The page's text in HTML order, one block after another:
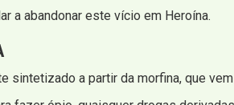
a abandonar este vício em Heroína.
sintetizado a partir da morfina, que